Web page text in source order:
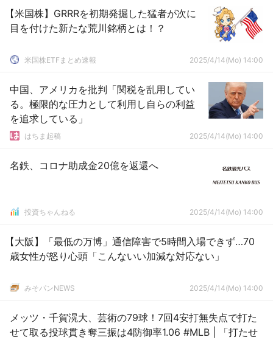
【米国株】GRRRを初期発掘した猛者が次に
目を付けた新たな荒川銘柄とは！？
米国株ETFまとめ速報 2025/4/14(Mo) 14:00
中国、アメリカを批判「関税を乱用してい
る。極限的な圧力として利用し自らの利益
を追求している」
はちま起稿 2025/4/14(Mo) 14:00
名鉄、コロナ助成金20億を返還へ
投資ちゃんねる 2025/4/14(Mo) 14:00
【大阪】「最低の万博」通信障害で5時間入場できず…70
歳女性が怒り心頭「こんないい加減な対応ない」
みそパンNEWS 2025/4/14(Mo) 14:00
メッツ・千賀滉大、芸術の79球！7回4安打無失点で打た
せて取る投球貫き奪三振は4防御率1.06 #MLB | 「打たせ